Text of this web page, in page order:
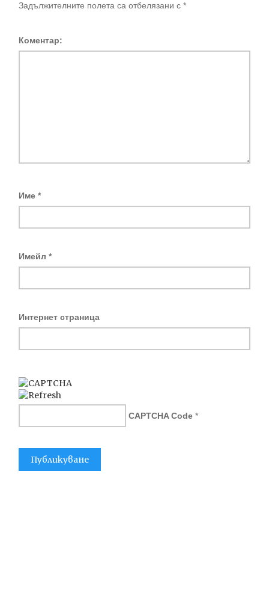
Задължителните полета са отбелязани с *
Коментар:
Име *
Имейл *
Интернет страница
CAPTCHA Code *